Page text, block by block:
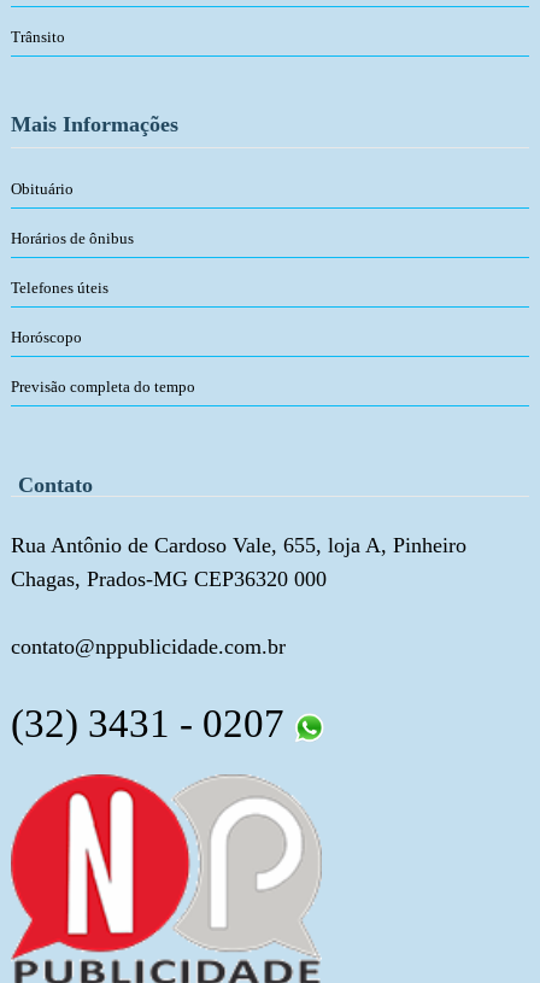
Trânsito
Mais Informações
Obituário
Horários de ônibus
Telefones úteis
Horóscopo
Previsão completa do tempo
Contato
Rua Antônio de Cardoso Vale, 655, loja A, Pinheiro
Chagas, Prados-MG CEP36320 000
contato@nppublicidade.com.br
(32) 3431 - 0207